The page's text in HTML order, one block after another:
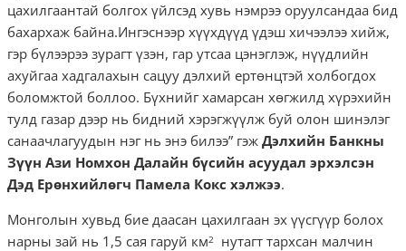
цахилгаантай болгох үйлсэд хувь нэмрээ оруулсандаа бид
бахархаж байна.Ингэснээр хүүхдүүд үдэш хичээлээ хийж,
гэр бүлээрээ зурагт үзэн, гар утсаа цэнэглэж, нүүдлийн
ахуйгаа хадгалахын сацуу дэлхий ертөнцтэй холбогдох
боломжтой боллоо. Бүхнийг хамарсан хөгжилд хүрэхийн
тулд газар дээр нь бидний хэрэгжүүлж буй олон шинэлэг
санаачлагуудын нэг нь энэ билээ” гэж Дэлхийн Банкны
Зүүн Ази Номхон Далайн бүсийн асуудал эрхэлсэн
Дэд Ерөнхийлөгч Памела Кокс хэлжээ.
Монголын хувьд бие даасан цахилгаан эх үүсгүүр болох
нарны зай нь 1,5 сая гаруй км2
нутагт тархсан малчин